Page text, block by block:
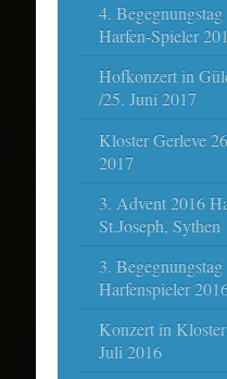
4.
Harfen-Spieler
Hofkonzert in
/25. Juni 2017
Kloster Gerleve
2017
3. Advent 2016
St.Joseph, Sythen
3.
Harfenspieler
Konzert in
Juli 2016